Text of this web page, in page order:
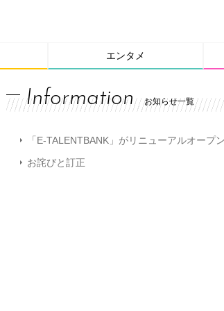
エンタメ
Information お知らせ一覧
「E-TALENTBANK」がリニューアルオープ
お詫びと訂正